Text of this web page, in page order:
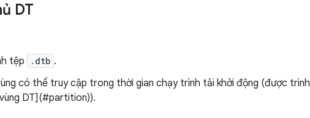
DT
tệp .dtb .
có thể truy cập trong thời gian chạy trình tải khởi động (được trình
DT](#partition)).